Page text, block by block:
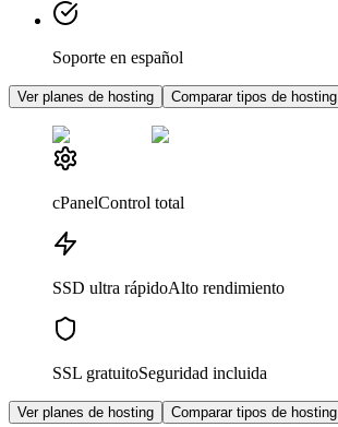
Soporte en español
Ver planes de hosting Comparar tipos de hosting
cPanelControl total
SSD ultra rápidoAlto rendimiento
SSL gratuitoSeguridad incluida
Ver planes de hosting Comparar tipos de hosting